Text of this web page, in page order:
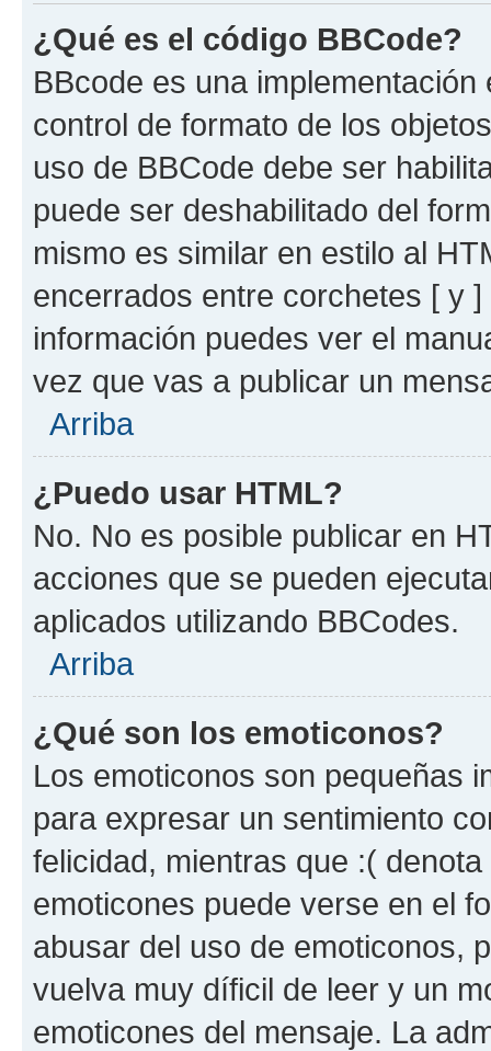
¿Qué es el código BBCode?
BBcode es una
control de formato de los
uso de BBCode debe ser
puede ser deshabilitado del
mismo es similar en estilo al
encerrados entre corchetes [ y
información puedes ver el
vez que vas a publicar un
Arriba
¿Puedo usar HTML?
No. No es posible publicar en
acciones que se pueden
aplicados utilizando BBCodes.
Arriba
¿Qué son los emoticonos?
Los emoticonos son pequeñas
para expresar un sentimiento
felicidad, mientras que :(
emoticones puede verse en el
abusar del uso de emoticonos,
vuelva muy díficil de leer y un
emoticones del mensaje. La